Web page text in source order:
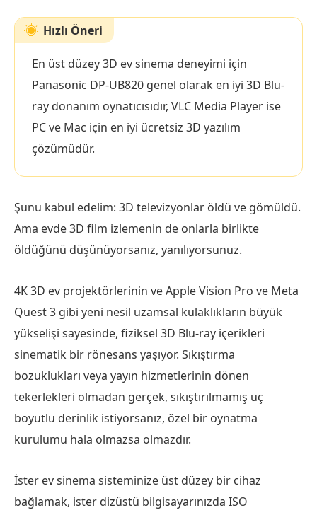
Hızlı Öneri
En üst düzey 3D ev sinema deneyimi için
Panasonic DP-UB820 genel olarak en iyi 3D Blu-
ray donanım oynatıcısıdır, VLC Media Player ise
PC ve Mac için en iyi ücretsiz 3D yazılım
çözümüdür.
Şunu kabul edelim: 3D televizyonlar öldü ve gömüldü.
Ama evde 3D film izlemenin de onlarla birlikte
öldüğünü düşünüyorsanız, yanılıyorsunuz.
4K 3D ev projektörlerinin ve Apple Vision Pro ve Meta
Quest 3 gibi yeni nesil uzamsal kulaklıkların büyük
yükselişi sayesinde, fiziksel 3D Blu-ray içerikleri
sinematik bir rönesans yaşıyor. Sıkıştırma
bozuklukları veya yayın hizmetlerinin dönen
tekerlekleri olmadan gerçek, sıkıştırılmamış üç
boyutlu derinlik istiyorsanız, özel bir oynatma
kurulumu hala olmazsa olmazdır.
İster ev sinema sisteminize üst düzey bir cihaz
bağlamak, ister dizüstü bilgisayarınızda ISO